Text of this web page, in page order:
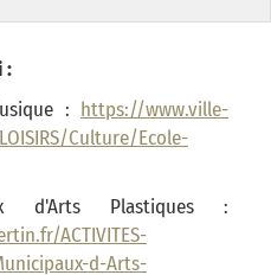
:
: https://www.ville-
Culture/Ecole-
d'Arts Plastiques :
ACTIVITES-
d-Arts-